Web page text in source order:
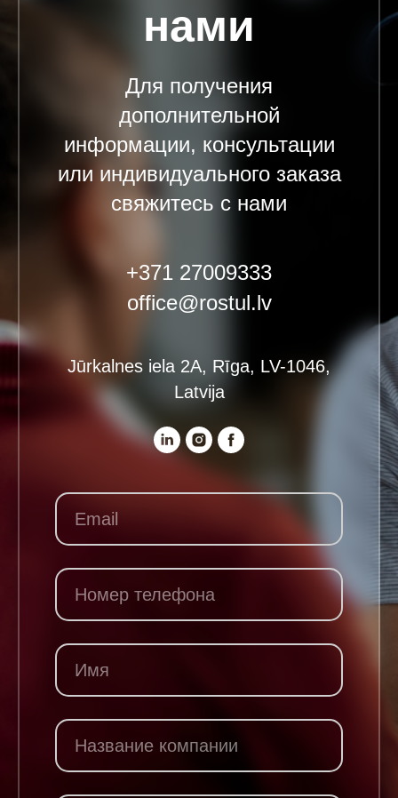
нами
Для получения
дополнительной
информации, консультации
или индивидуального заказа
свяжитесь с нами
+371 27009333
office@rostul.lv
Jūrkalnes iela 2A, Rīga, LV-1046,
Latvija